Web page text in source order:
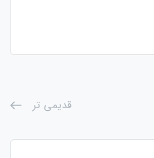
قدیمی تر